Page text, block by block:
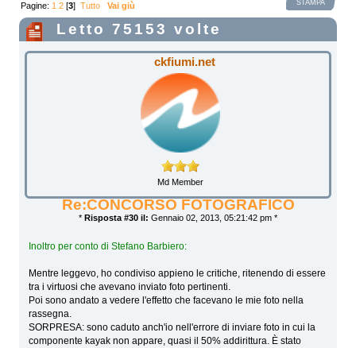
STAMPA
Pagine: 1 2 [3]Tutto Vai giù
Letto 75153 volte
ckfiumi.net
Md Member
Re:CONCORSO FOTOGRAFICO
* Risposta #30 il: Gennaio 02, 2013, 05:21:42 pm *
Inoltro per conto di Stefano Barbiero:
Mentre leggevo, ho condiviso appieno le critiche, ritenendo di essere
tra i virtuosi che avevano inviato foto pertinenti.
Poi sono andato a vedere l'effetto che facevano le mie foto nella
rassegna.
SORPRESA: sono caduto anch'io nell'errore di inviare foto in cui la
componente kayak non appare, quasi il 50% addirittura. È stato